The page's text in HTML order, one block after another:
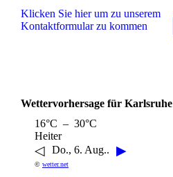
Klicken Sie hier um zu unserem
Kon­takt­for­mu­lar zu kommen
Wettervorhersage für Karlsruhe
16°C – 30°C
Heiter
◁ Do., 6. Aug.. ▶
© wetter.net